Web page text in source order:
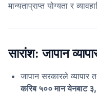
मान्यताप्राप्त योग्यता र
सारांश: जापान
जापान सरकारले व्यापार
करिब ५०० मान येनबाट